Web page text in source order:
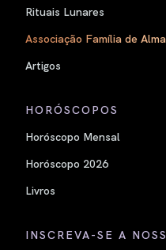
Rituais Lunares
Associação Família de Alma
Artigos
HORÓSCOPOS
Horóscopo Mensal
Horóscopo 2026
Livros
INSCREVA-SE A